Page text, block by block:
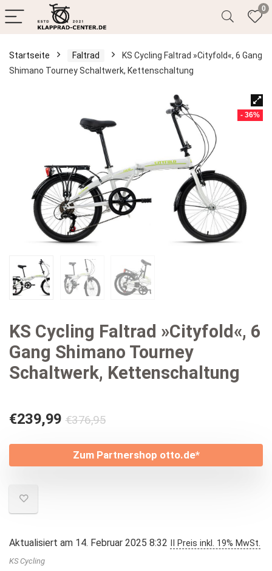
0
Startseite Faltrad
KS Cycling Faltrad »Cityfold«, 6 Gang
Shimano Tourney Schaltwerk, Kettenschaltung
- 36%
KS Cycling Faltrad »Cityfold«, 6
Gang Shimano Tourney
Schaltwerk, Kettenschaltung
€376,95Ursprünglicher
war:
€376,95
€239,99
Aktueller
ist:
€239,99.
Zum Partnershop otto.de*
Aktualisiert am 14. Februar 2025 8:32 II Preis inkl. 19% MwSt.
KS Cycling